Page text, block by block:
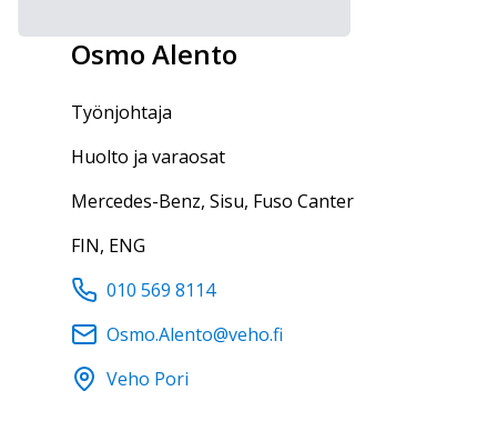
Osmo Alento
työnjohtaja
Huolto ja varaosat
Mercedes-Benz, Sisu, Fuso Canter
FIN, ENG
010 569 8114
Osmo.Alento@veho.fi
Veho Pori